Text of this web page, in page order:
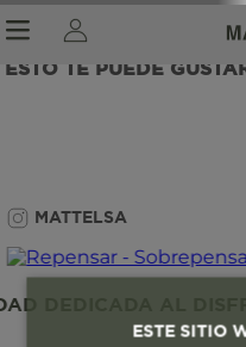
ESTO TE PUEDE
MATTELSA
DEDICADA AL
ESTE SITIO